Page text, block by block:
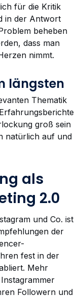
für die Kritik
in der Antwort
beheben
dass man
nimmt.
längsten
Thematik
groß sein
natürlich auf und
als
2.0
und Co. ist
der
fest in der
Mehr
Followern und